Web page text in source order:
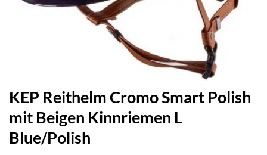
KEP Reithelm Cromo Smart Polish
mit Beigen Kinnriemen L
Blue/Polish